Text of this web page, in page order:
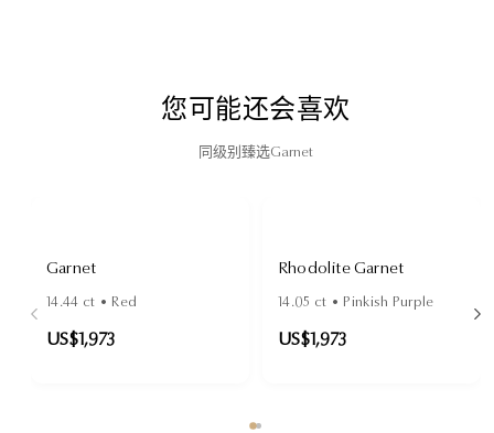
您可能还会喜欢
同级别臻选Garnet
Garnet
14.44 ct • Red
US$1,973
Rhodolite Garnet
14.05 ct • Pinkish Purple
US$1,973